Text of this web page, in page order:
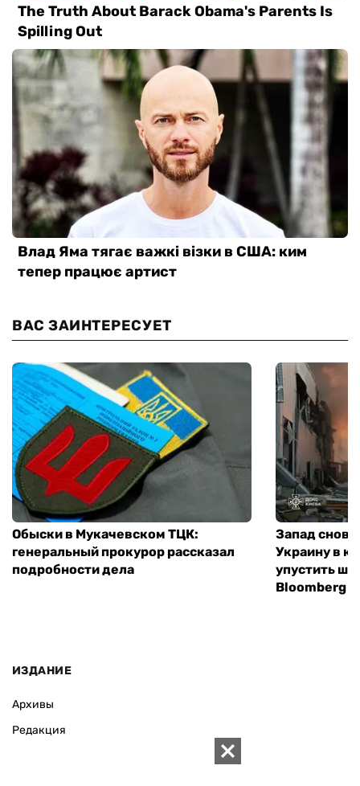
ВАС ЗАИНТЕРЕСУЕТ
Обыски в Мукачевском ТЦК:
генеральный прокурор рассказал
подробности дела
Запад
Украину в
упустить
Bloomberg
ИЗДАНИЕ
Архивы
Редакция